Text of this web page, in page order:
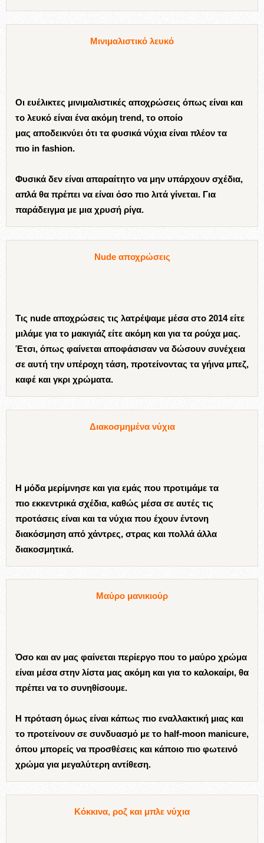
Μινιμαλιστικό λευκό
Οι ευέλικτες μινιμαλιστικές αποχρώσεις όπως είναι και
το λευκό είναι ένα ακόμη trend, το οποίο
μας αποδεικνύει ότι τα φυσικά νύχια είναι πλέον τα
πιο in fashion.
Φυσικά δεν είναι απαραίτητο να μην υπάρχουν σχέδια,
απλά θα πρέπει να είναι όσο πιο λιτά γίνεται. Για
παράδειγμα με μια χρυσή ρίγα.
Nude αποχρώσεις
Τις nude αποχρώσεις τις λατρέψαμε μέσα στο 2014 είτε
μιλάμε για το μακιγιάζ είτε ακόμη και για τα ρούχα μας.
Έτσι, όπως φαίνεται αποφάσισαν να δώσουν συνέχεια
σε αυτή την υπέροχη τάση, προτείνοντας τα γήινα μπεζ,
καφέ και γκρι χρώματα.
Διακοσμημένα νύχια
Η μόδα μερίμνησε και για εμάς που προτιμάμε τα
πιο εκκεντρικά σχέδια, καθώς μέσα σε αυτές τις
προτάσεις είναι και τα νύχια που έχουν έντονη
διακόσμηση από χάντρες, στρας και πολλά άλλα
διακοσμητικά.
Μαύρο μανικιούρ
Όσο και αν μας φαίνεται περίεργο που το μαύρο χρώμα
είναι μέσα στην λίστα μας ακόμη και για το καλοκαίρι, θα
πρέπει να το συνηθίσουμε.
Η πρόταση όμως είναι κάπως πιο εναλλακτική μιας και
το προτείνουν σε συνδυασμό με το half-moon manicure,
όπου μπορείς να προσθέσεις και κάποιο πιο φωτεινό
χρώμα για μεγαλύτερη αντίθεση.
Κόκκινα, ροζ και μπλε νύχια